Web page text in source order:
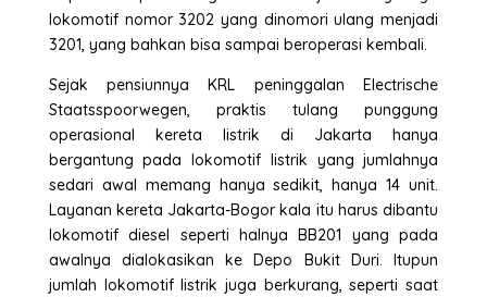
lokomotif nomor 3202 yang dinomori ulang menjadi
3201, yang bahkan bisa sampai beroperasi kembali.
Sejak pensiunnya KRL peninggalan Electrische
Staatsspoorwegen, praktis tulang punggung
operasional kereta listrik di Jakarta hanya
bergantung pada lokomotif listrik yang jumlahnya
sedari awal memang hanya sedikit, hanya 14 unit.
Layanan kereta Jakarta-Bogor kala itu harus dibantu
lokomotif diesel seperti halnya BB201 yang pada
awalnya dialokasikan ke Depo Bukit Duri. Itupun
jumlah lokomotif listrik juga berkurang, seperti saat